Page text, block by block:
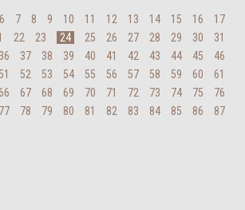
6 7 8 9 10 11 12 13 14 15 16
17
22 23 24 25 26 27 28 29 30
31
36 37 38 39 40 41 42 43 44 45
46
52 53 54 55 56 57 58 59 60
61
66 67 68 69 70 71 72 73 74 75
76
77
78 79 80 81 82 83 84 85 86 87